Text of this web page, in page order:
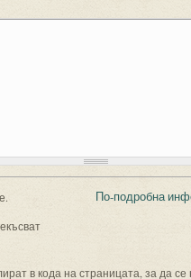
По-подробна
в кода на страницата, за да